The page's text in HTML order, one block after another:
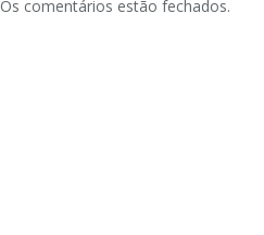
Os comentários estão fechados.